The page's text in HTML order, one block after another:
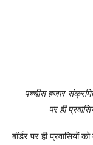
पच्चीस हजार
पर ही
बॉर्डर पर ही